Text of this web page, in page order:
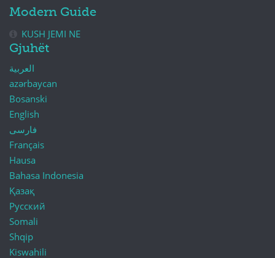
Modern Guide
KUSH JEMI NE
Gjuhët
العربية
azərbaycan
Bosanski
English
فارسی
Français
Hausa
Bahasa Indonesia
Қазақ
Русский
Somali
Shqip
Kiswahili